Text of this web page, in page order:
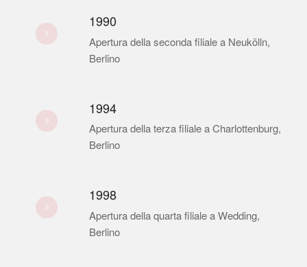
1990
Apertura della seconda filiale a Neukölln,
Berlino
1994
Apertura della terza filiale a Charlottenburg,
Berlino
1998
Apertura della quarta filiale a Wedding,
Berlino